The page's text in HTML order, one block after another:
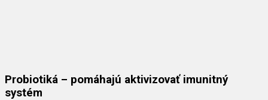
Probiotiká – pomáhajú aktivizovať imunitný
systém